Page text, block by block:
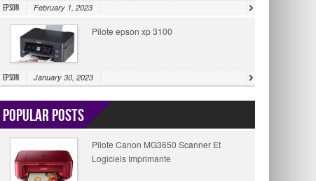
Epson February 1, 2023
Pilote epson xp 3100
Epson January 30, 2023
Popular Posts
Pilote Canon MG3650 Scanner Et
Logiciels Imprimante